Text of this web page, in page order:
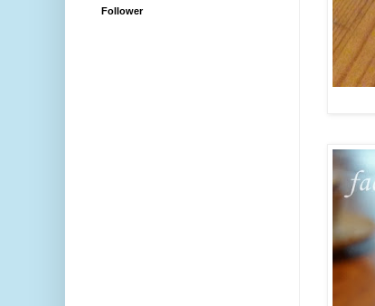
Follower